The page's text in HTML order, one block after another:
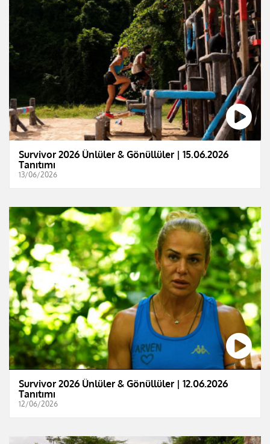
Survivor 2026 Ünlüler & Gönüllüler | 15.06.2026
Tanıtımı
13/06/2026
Survivor 2026 Ünlüler & Gönüllüler | 12.06.2026
Tanıtımı
12/06/2026